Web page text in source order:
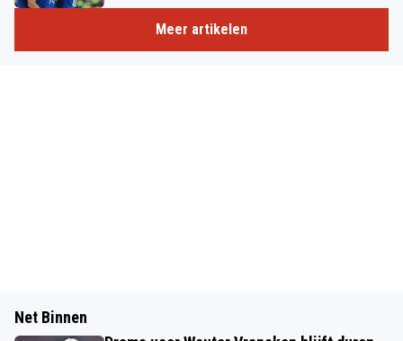
Meer artikelen
Net Binnen